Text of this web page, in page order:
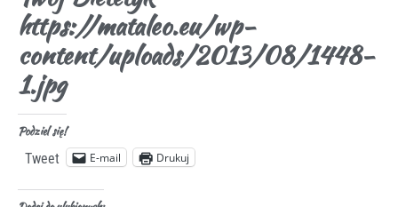
https://mataleo.eu/wp-
content/uploads/2013/08/1448-
1.jpg
Podziel się!
Tweet E-mail Drukuj